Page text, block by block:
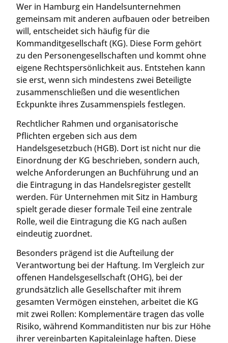
Wer in Hamburg ein Handelsunternehmen
gemeinsam mit anderen aufbauen oder betreiben
will, entscheidet sich häufig für die
Kommanditgesellschaft (KG). Diese Form gehört
zu den Personengesellschaften und kommt ohne
eigene Rechtspersönlichkeit aus. Entstehen kann
sie erst, wenn sich mindestens zwei Beteiligte
zusammenschließen und die wesentlichen
Eckpunkte ihres Zusammenspiels festlegen.
Rechtlicher Rahmen und organisatorische
Pflichten ergeben sich aus dem
Handelsgesetzbuch (HGB). Dort ist nicht nur die
Einordnung der KG beschrieben, sondern auch,
welche Anforderungen an Buchführung und an
die Eintragung in das Handelsregister gestellt
werden. Für Unternehmen mit Sitz in Hamburg
spielt gerade dieser formale Teil eine zentrale
Rolle, weil die Eintragung die KG nach außen
eindeutig zuordnet.
Besonders prägend ist die Aufteilung der
Verantwortung bei der Haftung. Im Vergleich zur
offenen Handelsgesellschaft (OHG), bei der
grundsätzlich alle Gesellschafter mit ihrem
gesamten Vermögen einstehen, arbeitet die KG
mit zwei Rollen: Komplementäre tragen das volle
Risiko, während Kommanditisten nur bis zur Höhe
ihrer vereinbarten Kapitaleinlage haften. Diese